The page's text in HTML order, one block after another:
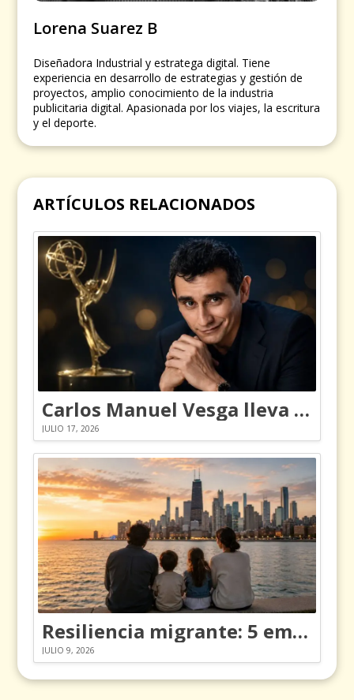
Lorena Suarez B
Diseñadora Industrial y estratega digital. Tiene
experiencia en desarrollo de estrategias y gestión de
proyectos, amplio conocimiento de la industria
publicitaria digital. Apasionada por los viajes, la escritura
y el deporte.
ARTÍCULOS RELACIONADOS
Carlos Manuel Vesga lleva el nombre de Colombia a los Emmy
JULIO 17, 2026
Resiliencia migrante: 5 emociones y cómo gestionarlas
JULIO 9, 2026